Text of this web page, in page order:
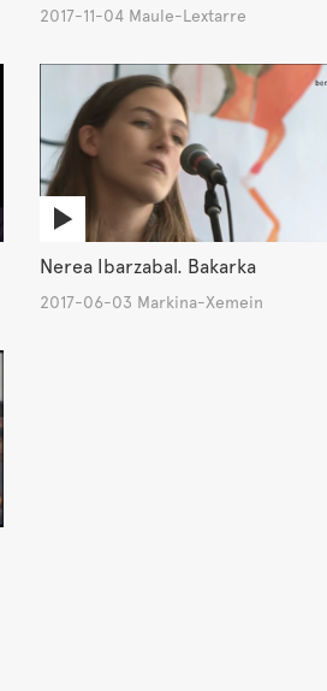
2017-11-04 Maule-Lextarre
Nerea Ibarzabal. Bakarka
2017-06-03 Markina-Xemein